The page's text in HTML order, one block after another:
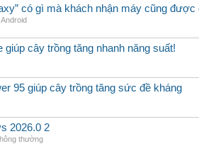
có gì mà khách nhận máy cũng được
giúp cây trồng tăng nhanh năng suất!
95 giúp cây trồng tăng sức đề kháng
2026.0 2
thường